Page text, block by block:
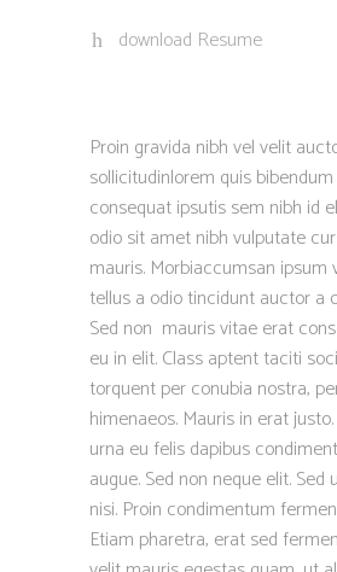
download Resume
Proin gravida nibh vel velit
sollicitudinlorem quis
consequat ipsutis sem nibh id
odio sit amet nibh vulputate
mauris. Morbiaccumsan ipsum
tellus a odio tincidunt auctor a
Sed non mauris vitae erat
eu in elit. Class aptent taciti
torquent per conubia nostra,
himenaeos. Mauris in erat
urna eu felis dapibus
augue. Sed non neque elit.
nisi. Proin condimentum
Etiam pharetra, erat sed